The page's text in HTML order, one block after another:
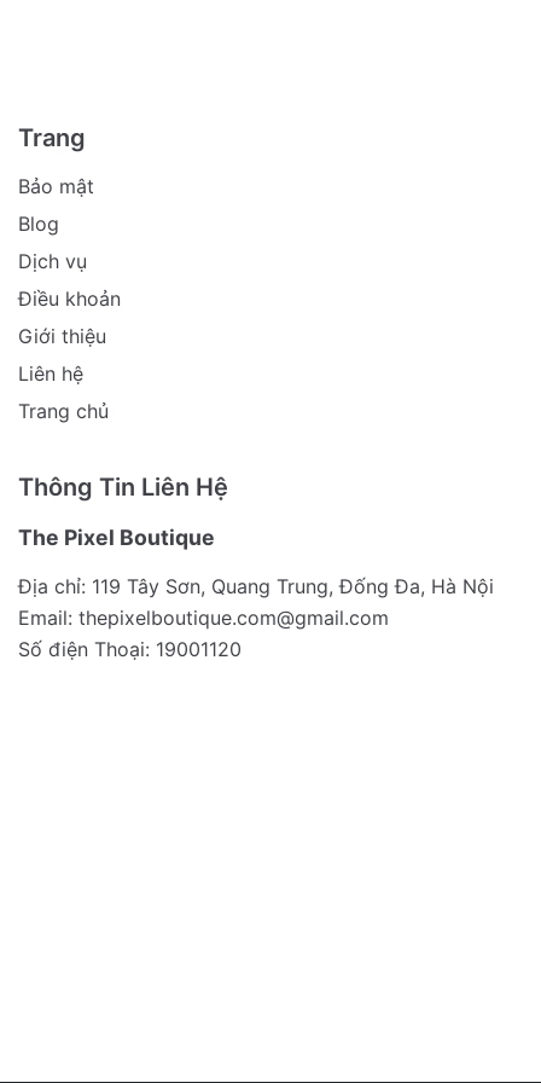
Trang
Bảo mật
Blog
Dịch vụ
Điều khoản
Giới thiệu
Liên hệ
Trang chủ
Thông Tin Liên Hệ
The Pixel Boutique
Địa chỉ: 119 Tây Sơn, Quang Trung, Đống Đa, Hà Nội
Email: thepixelboutique.com@gmail.com
Số điện Thoại: 19001120